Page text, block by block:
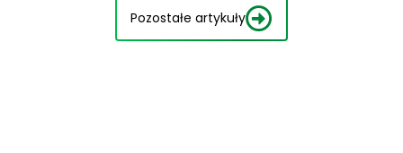
Pozostałe artykuły